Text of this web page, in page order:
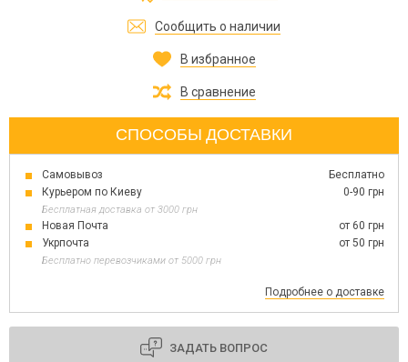
Сообщить о наличии
В избранное
В сравнение
СПОСОБЫ ДОСТАВКИ
Самовывоз
Бесплатно
Курьером по Киеву
0-90 грн
Бесплатная доставка от 3000 грн
Новая Почта
от 60 грн
Укрпочта
от 50 грн
Бесплатно перевозчиками от 5000 грн
Подробнее о доставке
ЗАДАТЬ ВОПРОС